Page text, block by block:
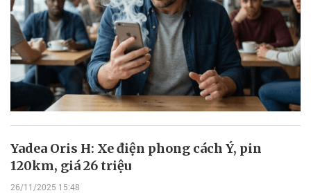
Yadea Oris H: Xe điện phong cách Ý, pin
120km, giá 26 triệu
26/11/2025 15:48